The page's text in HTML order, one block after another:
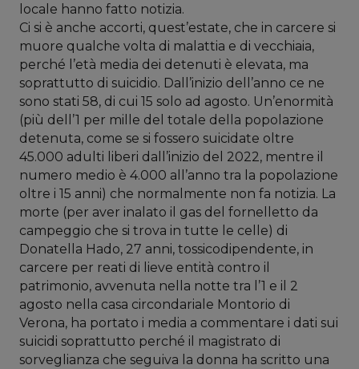
locale hanno fatto notizia.
Ci si è anche accorti, quest’estate, che in carcere si
muore qualche volta di malattia e di vecchiaia,
perché l’età media dei detenuti è elevata, ma
soprattutto di suicidio. Dall’inizio dell’anno ce ne
sono stati 58, di cui 15 solo ad agosto. Un’enormità
(più dell’1 per mille del totale della popolazione
detenuta, come se si fossero suicidate oltre
45.000 adulti liberi dall’inizio del 2022, mentre il
numero medio è 4.000 all’anno tra la popolazione
oltre i 15 anni) che normalmente non fa notizia. La
morte (per aver inalato il gas del fornelletto da
campeggio che si trova in tutte le celle) di
Donatella Hado, 27 anni, tossicodipendente, in
carcere per reati di lieve entità contro il
patrimonio, avvenuta nella notte tra l’1 e il 2
agosto nella casa circondariale Montorio di
Verona, ha portato i media a commentare i dati sui
suicidi soprattutto perché il magistrato di
sorveglianza che seguiva la donna ha scritto una